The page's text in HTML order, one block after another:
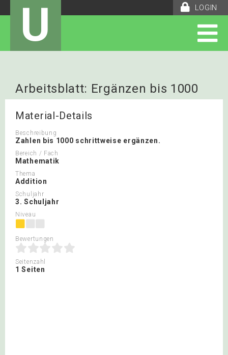
LOGIN
U
Arbeitsblatt: Ergänzen bis 1000
Material-Details
Beschreibung
Zahlen bis 1000 schrittweise ergänzen.
Bereich / Fach
Mathematik
Thema
Addition
Schuljahr
3. Schuljahr
Niveau
Bewertungen
Seitenzahl
1 Seiten